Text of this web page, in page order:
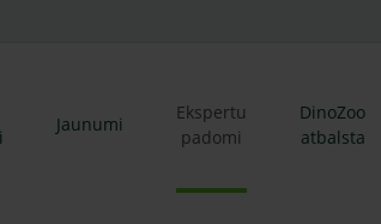
Jaunumi
Ekspertu
padomi
DinoZoo
atbalsta